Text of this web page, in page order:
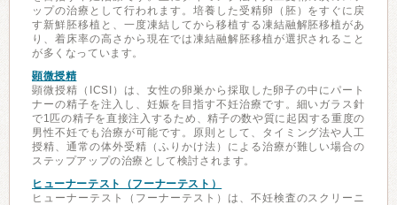
ップの治療として行われます。培養した受精卵（胚）をすぐに戻
す新鮮胚移植と、一度凍結してから移植する凍結融解胚移植があ
り、着床率の高さから現在では凍結融解胚移植が選択されること
が多くなっています。
顕微授精
顕微授精（ICSI）は、女性の卵巣から採取した卵子の中にパート
ナーの精子を注入し、妊娠を目指す不妊治療です。細いガラス針
で1匹の精子を直接注入するため、精子の数や質に起因する重度の
男性不妊でも治療が可能です。原則として、タイミング法や人工
授精、通常の体外受精（ふりかけ法）による治療が難しい場合の
ステップアップの治療として検討されます。
ヒューナーテスト（フーナーテスト）
ヒューナーテスト（フーナーテスト）は、不妊検査のスクリーニ